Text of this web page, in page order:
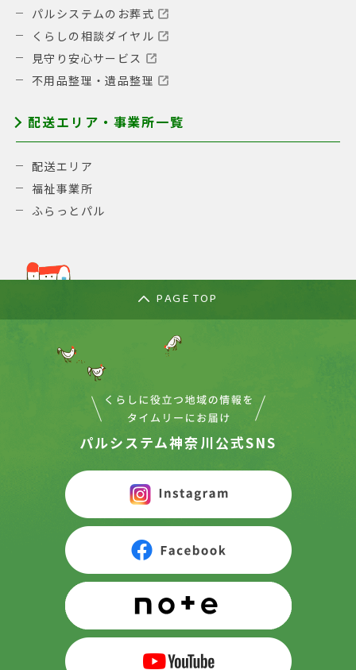
パルシステムのお葬式
くらしの相談ダイヤル
見守り安心サービス
不用品整理・遺品整理
配送エリア・事業所一覧
配送エリア
福祉事業所
ふらっとパル
PAGE TOP
パルシステム神奈川公式SNS